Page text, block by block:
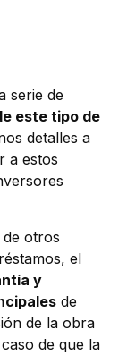
serie de
este tipo de
detalles a
a estos
otros
el
y
de
de la obra
de que la